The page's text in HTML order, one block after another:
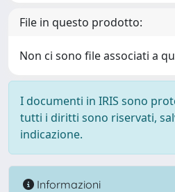
File in questo prodotto:
Non ci sono file associati a
I documenti in IRIS sono
tutti i diritti sono riservati,
indicazione.
Informazioni